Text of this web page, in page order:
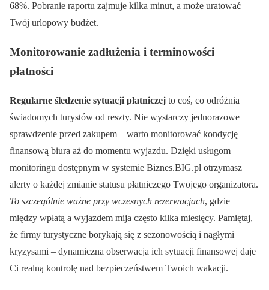
68%. Pobranie raportu zajmuje kilka minut, a może uratować
Twój urlopowy budżet.
Monitorowanie zadłużenia i terminowości
płatności
Regularne śledzenie sytuacji płatniczej to coś, co odróżnia
świadomych turystów od reszty. Nie wystarczy jednorazowe
sprawdzenie przed zakupem – warto monitorować kondycję
finansową biura aż do momentu wyjazdu. Dzięki usługom
monitoringu dostępnym w systemie Biznes.BIG.pl otrzymasz
alerty o każdej zmianie statusu płatniczego Twojego organizatora.
To szczególnie ważne przy wczesnych rezerwacjach, gdzie
między wpłatą a wyjazdem mija często kilka miesięcy. Pamiętaj,
że firmy turystyczne borykają się z sezonowością i nagłymi
kryzysami – dynamiczna obserwacja ich sytuacji finansowej daje
Ci realną kontrolę nad bezpieczeństwem Twoich wakacji.